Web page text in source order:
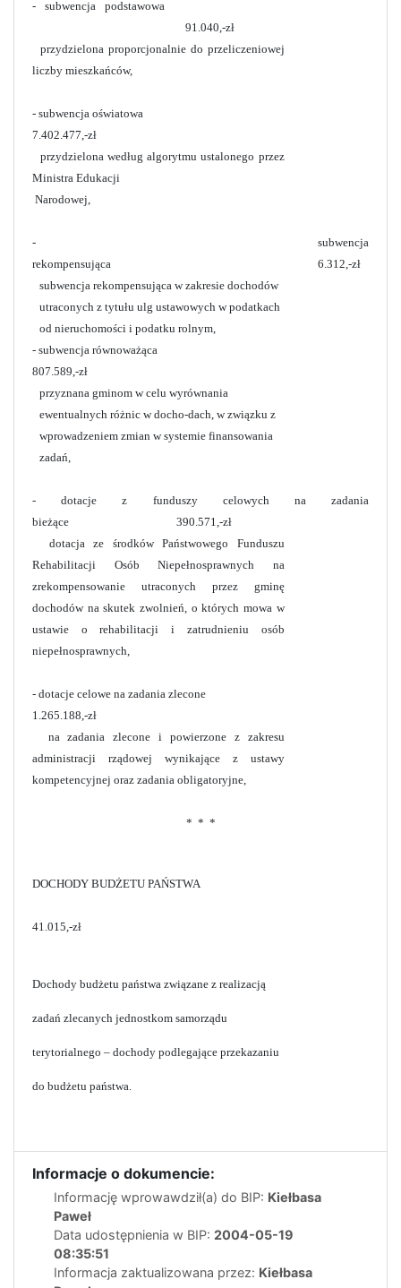
- subwencja podstawowa
91.040,-zł
przydzielona proporcjonalnie do przeliczeniowej
liczby mieszkańców,
- subwencja oświatowa
7.402.477,-zł
przydzielona według algorytmu ustalonego przez
Ministra Edukacji
Narodowej,
- subwencja
rekompensująca 6.312,-zł
subwencja rekompensująca w zakresie dochodów
utraconych z tytułu ulg ustawowych w podatkach
od nieruchomości i podatku rolnym,
- subwencja równoważąca
807.589,-zł
przyznana gminom w celu wyrównania
ewentualnych różnic w docho-dach, w związku z
wprowadzeniem zmian w systemie finansowania
zadań,
- dotacje z funduszy celowych na zadania
bieżące 390.571,-zł
dotacja ze środków Państwowego Funduszu
Rehabilitacji Osób Niepełnosprawnych na
zrekompensowanie utraconych przez gminę
dochodów na skutek zwolnień, o których mowa w
ustawie o rehabilitacji i zatrudnieniu osób
niepełnosprawnych,
- dotacje celowe na zadania zlecone
1.265.188,-zł
na zadania zlecone i powierzone z zakresu
administracji rządowej wynikające z ustawy
kompetencyjnej oraz zadania obligatoryjne,
* * *
DOCHODY BUDŻETU PAŃSTWA
41.015,-zł
Dochody budżetu państwa związane z realizacją
zadań zlecanych jednostkom samorządu
terytorialnego – dochody podlegające przekazaniu
do budżetu państwa.
Informacje o dokumencie:
Informację wprowawdził(a) do BIP: Kiełbasa
Paweł
Data udostępnienia w BIP: 2004-05-19
08:35:51
Informacja zaktualizowana przez: Kiełbasa